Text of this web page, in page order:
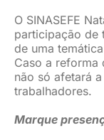
O SINASEFE
participação de
de uma
Caso a reforma
não só afetará
trabalhadores.
Marque